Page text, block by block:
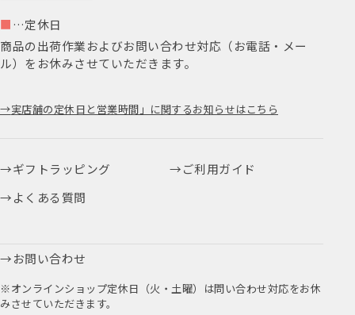
■ …定休日
商品の出荷作業およびお問い合わせ対応（お電話・メー
ル）をお休みさせていただきます。
実店舗の定休日と営業時間」に関するお知らせはこちら
ギフトラッピング
ご利用ガイド
よくある質問
お問い合わせ
※オンラインショップ定休日（火・土曜）は問い合わせ対応をお休
みさせていただきます。